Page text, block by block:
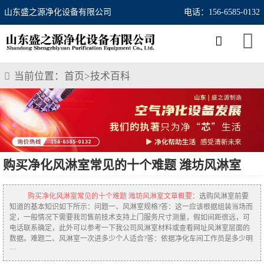
山东盛之源净化设备有限公司 电话：156-6585-0132
当前位置： 首页>技术百科
购买净化风淋室常见的十个难题 潍坊风淋室
购买净化风淋室常见的十个难题 潍坊风淋室文章概要： 选购风淋室前要
知道的基本知识如下所示：问题一、风淋室规格?答：这一应该根据组装当场而
定，一般情况下需要我司售前技术支持上门服务尺寸测量，假如间距很远，可
电话联系确定，此外可以参考一下我公司风淋室材料或查看网址风淋室层面的
数据。难题二、风淋室一次进多少个人适合?答：依据净化车间工作员是多少明
···